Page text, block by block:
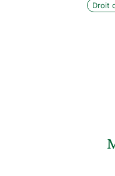
Droit